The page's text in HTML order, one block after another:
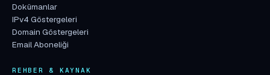
Dokümanlar
IPv4 Göstergeleri
Domain Göstergeleri
Email Aboneliği
REHBER & KAYNAK